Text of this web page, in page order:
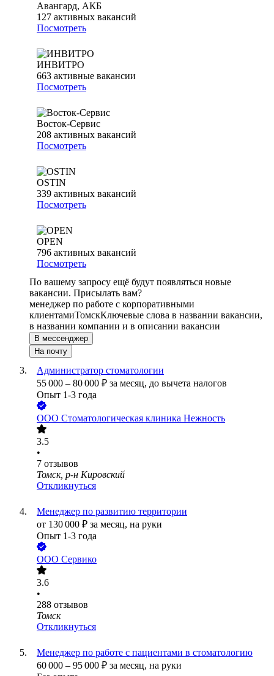
Авангард, АКБ
127 активных вакансий
Посмотреть
ИНВИТРО
663 активные вакансии
Посмотреть
Восток-Сервис
208 активных вакансий
Посмотреть
OSTIN
339 активных вакансий
Посмотреть
OPEN
796 активных вакансий
Посмотреть
По вашему запросу ещё будут появляться новые
вакансии. Присылать вам?
менеджер по работе с корпоративными
клиентамиТомскКлючевые слова в названии вакансии,
в названии компании и в описании вакансии
В мессенджер
На почту
Администратор стоматологии
55 000 – 80 000 ₽ за месяц, до вычета налогов
Опыт 1-3 года
ООО Стоматологическая клиника Нежность
3.5
•
7 отзывов
Томск, р-н Кировский
Откликнуться
Менеджер по развитию территории
от 130 000 ₽ за месяц, на руки
Опыт 1-3 года
ООО Сервико
3.6
•
288 отзывов
Томск
Откликнуться
Менеджер по работе с пациентами в стоматологию
60 000 – 95 000 ₽ за месяц, на руки